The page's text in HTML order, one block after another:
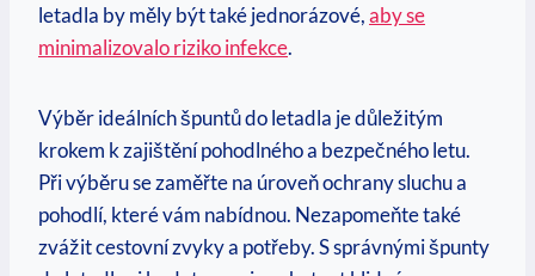
letadla by měly být také jednorázové,aby se
minimalizovalo riziko infekce.
Výběr ideálních špuntů do letadla je důležitým
krokem k zajištění pohodlného a bezpečného letu.
Při výběru se zaměřte na úroveň ochrany sluchu a
pohodlí, které vám nabídnou. Nezapomeňte také
zvážit cestovní zvyky a potřeby. S správnými špunty